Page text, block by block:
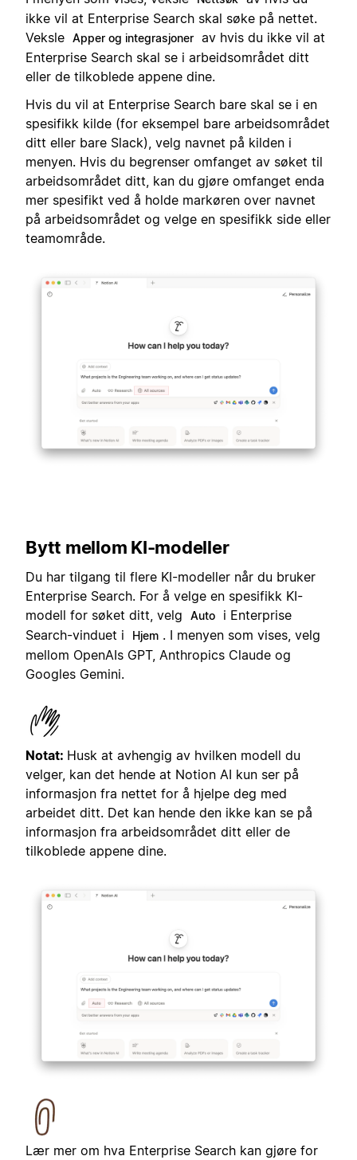
ikke vil at Enterprise Search skal søke på nettet.
Veksle Apper og integrasjoner av hvis du ikke vil at
Enterprise Search skal se i arbeidsområdet ditt
eller de tilkoblede appene dine.
Hvis du vil at Enterprise Search bare skal se i en
spesifikk kilde (for eksempel bare arbeidsområdet
ditt eller bare Slack), velg navnet på kilden i
menyen. Hvis du begrenser omfanget av søket til
arbeidsområdet ditt, kan du gjøre omfanget enda
mer spesifikt ved å holde markøren over navnet
på arbeidsområdet og velge en spesifikk side eller
teamområde.
Bytt mellom KI-modeller
Du har tilgang til flere KI-modeller når du bruker
Enterprise Search. For å velge en spesifikk KI-
modell for søket ditt, velg
Auto
i Enterprise
Search-vinduet i
Hjem . I menyen som vises, velg
mellom OpenAIs GPT, Anthropics Claude og
Googles Gemini.
Notat: Husk at avhengig av hvilken modell du
velger, kan det hende at Notion AI kun ser på
informasjon fra nettet for å hjelpe deg med
arbeidet ditt. Det kan hende den ikke kan se på
informasjon fra arbeidsområdet ditt eller de
tilkoblede appene dine.
Lær mer om hva Enterprise Search kan gjøre for